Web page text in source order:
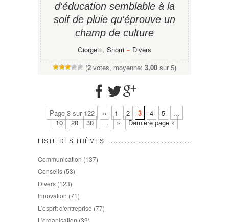
d'éducation semblable à la
soif de pluie qu'éprouve un
champ de culture
Giorgetti, Snorri − Divers
(2 votes, moyenne: 3,00 sur 5)
Page 3 sur 122 « 1 2 3 4 5
…
10
20 30 … » Dernière page »
LISTE DES THÈMES
Communication (137)
Conseils (53)
Divers (123)
Innovation (71)
L'esprit d'entreprise (77)
L'organisation (39)